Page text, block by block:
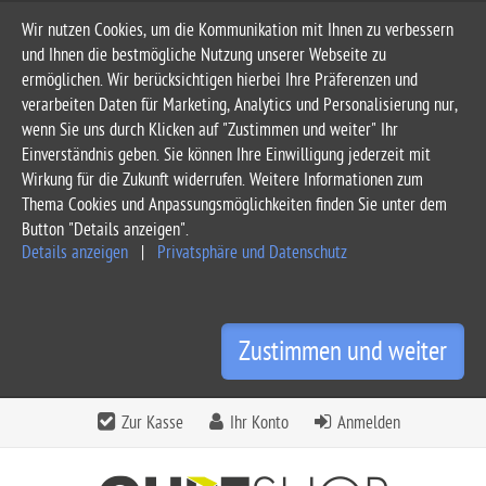
Wir nutzen Cookies, um die Kommunikation mit Ihnen zu verbessern
und Ihnen die bestmögliche Nutzung unserer Webseite zu
ermöglichen. Wir berücksichtigen hierbei Ihre Präferenzen und
verarbeiten Daten für Marketing, Analytics und Personalisierung nur,
wenn Sie uns durch Klicken auf "Zustimmen und weiter" Ihr
Einverständnis geben. Sie können Ihre Einwilligung jederzeit mit
Wirkung für die Zukunft widerrufen. Weitere Informationen zum
Thema Cookies und Anpassungsmöglichkeiten finden Sie unter dem
Button "Details anzeigen".
Details anzeigen
Privatsphäre und Datenschutz
Zustimmen und weiter
Zur Kasse Ihr Konto Anmelden